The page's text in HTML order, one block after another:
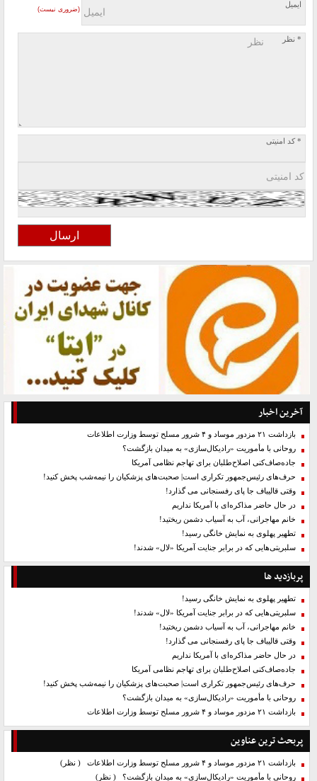
ایمیل
(ضروری نیست)
* نظر
* کد امنیتی
آخرین اخبار
بازداشت ۲۱ مزدور موساد و ۴ شرور مسلح توسط وزارت اطلاعات
روحانی با مأموریت «رادیکال‌سازی» به میدان بازگشت؟
جاده‌صاف‌کنی اصلاح‌طلبان برای تهاجم نظامی آمریکا
حرف‌های رئیس‌جمهور تکراری است| صحبت‌های پزشکیان را نیمه‌شب پخش کنید!
وقتی قالیباف جا پای رفسنجانی می گذارد!
در حال حاضر مذاکره‌ای با آمریکا نداریم
خانم مهاجرانی، آب به آسیاب دشمن ریختید!
تطهیر پهلوی به نمایش خانگی رسید!
سلبریتی‌هایی که در برابر جنایت آمریکا «لال» شدند!
پربازدید ها
تطهیر پهلوی به نمایش خانگی رسید!
سلبریتی‌هایی که در برابر جنایت آمریکا «لال» شدند!
خانم مهاجرانی، آب به آسیاب دشمن ریختید!
وقتی قالیباف جا پای رفسنجانی می گذارد!
در حال حاضر مذاکره‌ای با آمریکا نداریم
جاده‌صاف‌کنی اصلاح‌طلبان برای تهاجم نظامی آمریکا
حرف‌های رئیس‌جمهور تکراری است| صحبت‌های پزشکیان را نیمه‌شب پخش کنید!
روحانی با مأموریت «رادیکال‌سازی» به میدان بازگشت؟
بازداشت ۲۱ مزدور موساد و ۴ شرور مسلح توسط وزارت اطلاعات
پربحث ترین عناوین
بازداشت ۲۱ مزدور موساد و ۴ شرور مسلح توسط وزارت اطلاعات
( نظر)
روحانی با مأموریت «رادیکال‌سازی» به میدان بازگشت؟ ( نظر)